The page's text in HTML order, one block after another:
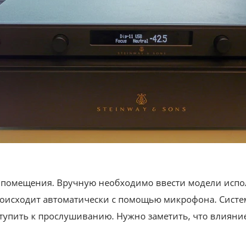
помещения. Вручную необходимо ввести модели
автоматически с помощью микрофона.
к прослушиванию. Нужно заметить, что